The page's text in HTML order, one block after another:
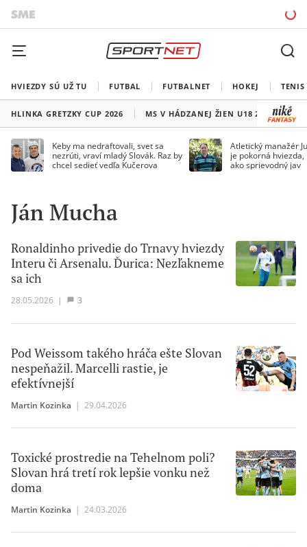
HVIEZDY SÚ UŽ TU FUTBAL FUTBALNET HOKEJ TENIS
HLINKA GRETZKY CUP 2026 MS V HÁDZANEJ ŽIEN U18 2026
Keby ma nedraftovali, svet sa
nezrúti, vraví mladý Slovák. Raz by
chcel sedieť vedľa Kučerova
Atletický manažér
je pokorná
ako sprievodný jav
Ján Mucha
Ronaldinho privedie do Trnavy hviezdy
Interu či Arsenalu. Ďurica: Nezľakneme
sa ich
28.05.2026 | 3
Pod Weissom takého hráča ešte Slovan
nespeňažil. Marcelli rastie, je
efektívnejší
Martin Kozinka | 29.04.2026
Toxické prostredie na Tehelnom poli?
Slovan hrá tretí rok lepšie vonku než
doma
Martin Kozinka | 24.03.2026